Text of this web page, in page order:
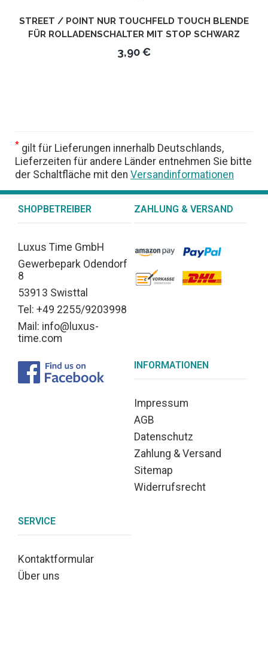
STREET / POINT NUR TOUCHFELD TOUCH BLENDE
FÜR ROLLADENSCHALTER MIT STOP SCHWARZ
3,90 €
* gilt für Lieferungen innerhalb Deutschlands,
Lieferzeiten für andere Länder entnehmen Sie bitte
der Schaltfläche mit den Versandinformationen
SHOPBETREIBER
Luxus Time GmbH
Gewerbepark Odendorf
8
53913 Swisttal
Tel: +49 2255/9203998
Mail: info@luxus-
time.com
ZAHLUNG & VERSAND
INFORMATIONEN
Impressum
AGB
Datenschutz
Zahlung & Versand
Sitemap
Widerrufsrecht
SERVICE
Kontaktformular
Über uns